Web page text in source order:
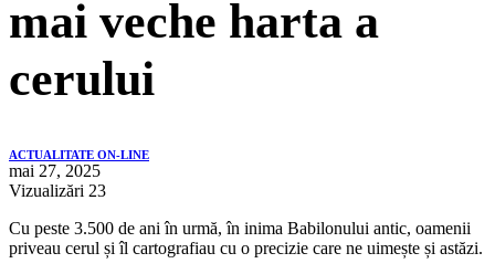
mai veche harta a
cerului
ACTUALITATE ON-LINE
mai 27, 2025
Vizualizări 23
Cu peste 3.500 de ani în urmă, în inima Babilonului antic, oamenii
priveau cerul și îl cartografiau cu o precizie care ne uimește și astăzi.